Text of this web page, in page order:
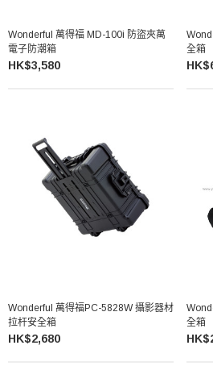
Wonderful 萬得福 MD-100i 防盜夾萬
電子防潮箱
HK$3,580
全箱
Wonderful 萬得福PC-5828W 攝影器材
拉杆安全箱
HK$2,680
全箱